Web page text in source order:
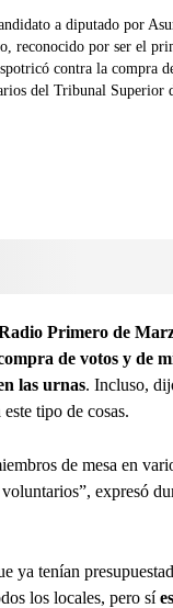
a diputado por
reconocido por ser el
contra la compra
del Tribunal Superior
Primero de
de votos y de
las urnas. Incluso,
este tipo de cosas.
de mesa en
expresó
ya tenían
los locales, pero sí